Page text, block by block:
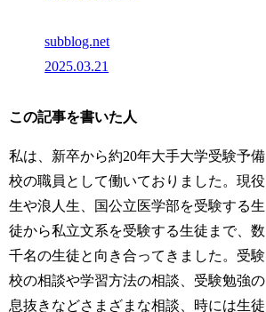
subblog.net
2025.03.21
この記事を書いた人
私は、新卒から約20年大手大学受験予備
校の職員として働いておりました。現役
生や浪人生、国公立医学部を受験する生
徒から私立文系を受験する生徒まで、数
千名の生徒と向き合ってきました。受験
校の相談や学習方法の相談、受験勉強の
息抜きなどさまざまな相談、時には生徒